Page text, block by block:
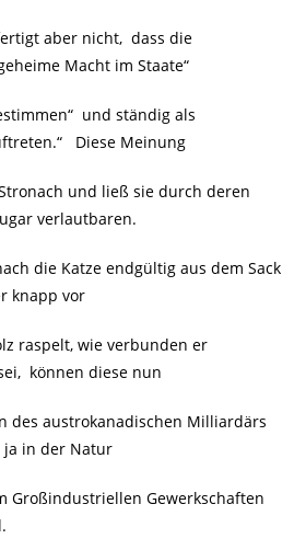
aber nicht, dass die
Macht im Staate“
und ständig als
Diese Meinung
und ließ sie durch deren
verlautbaren.
die Katze endgültig aus dem Sack
knapp vor
raspelt, wie verbunden er
können diese nun
austrokanadischen Milliardärs
in der Natur
Großindustriellen Gewerkschaften